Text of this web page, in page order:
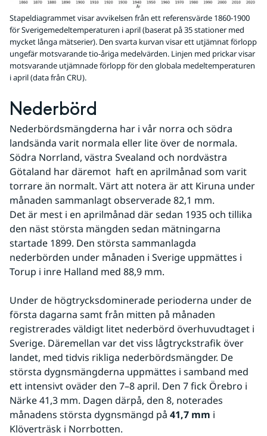
Stapeldiagrammet visar avvikelsen från ett referensvärde 1860-1900
för Sverigemedeltemperaturen i april (baserat på 35 stationer med
mycket långa mätserier). Den svarta kurvan visar ett utjämnat förlopp
ungefär motsvarande tio-åriga medelvärden. Linjen med prickar visar
motsvarande utjämnade förlopp för den globala medeltemperaturen
i april (data från CRU).
Nederbörd
Nederbördsmängderna har i vår norra och södra
landsända varit normala eller lite över de normala.
Södra Norrland, västra Svealand och nordvästra
Götaland har däremot  haft en aprilmånad som varit
torrare än normalt. Värt att notera är att Kiruna under
månaden sammanlagt observerade 82,1 mm.
Det är mest i en aprilmånad där sedan 1935 och tillika
den näst största mängden sedan mätningarna
startade 1899. Den största sammanlagda
nederbörden under månaden i Sverige uppmättes i
Torup i inre Halland med 88,9 mm.
Under de högtrycksdominerade perioderna under de
första dagarna samt från mitten på månaden
registrerades väldigt litet nederbörd överhuvudtaget i
Sverige. Däremellan var det viss lågtryckstrafik över
landet, med tidvis rikliga nederbördsmängder. De
största dygnsmängderna uppmättes i samband med
ett intensivt oväder den 7–8 april. Den 7 fick Örebro i
Närke 41,3 mm. Dagen därpå, den 8, noterades
månadens största dygnsmängd på 41,7 mm i
Klöverträsk i Norrbotten.